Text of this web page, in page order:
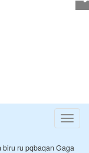
Toggle
biru ru pqbaqan Gaga